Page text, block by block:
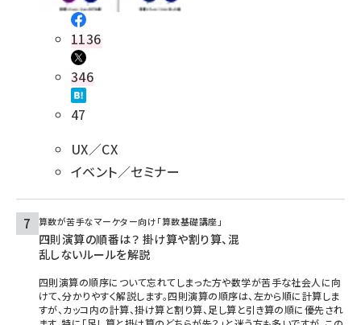
1136
346
47
UX／CX
イベント／セミナー
算数が苦手なマーケター向け「算数基礎講座」
四則演算の順番は？ 掛け算や割り算、混
乱しないルールを解説
四則演算の順序について忘れてしまった方や数学が苦手な社会人に向
けて、分かりやすく解説します。四則演算の順序は、左から順に計算しま
すが、カッコ内の計算、掛け算と割り算、足し算と引き算の順に優先され